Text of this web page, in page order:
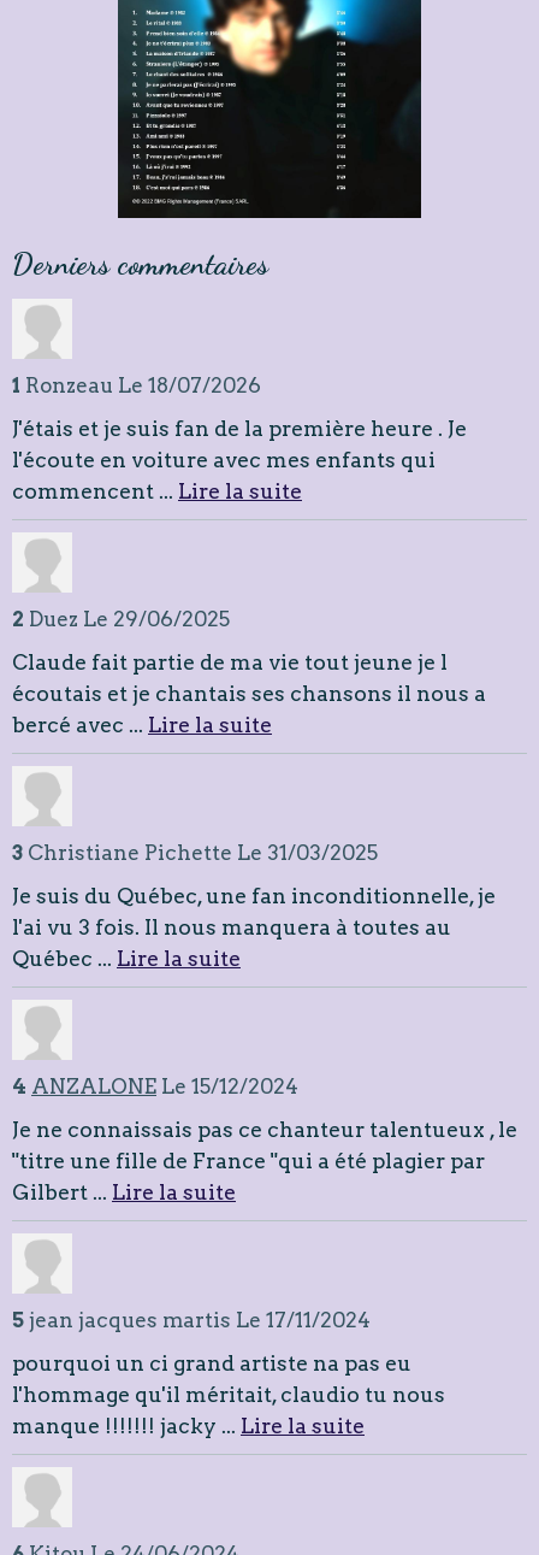
Derniers commentaires
1 Ronzeau Le 18/07/2026
J'étais et je suis fan de la première heure . Je
l'écoute en voiture avec mes enfants qui
commencent ... Lire la suite
2 Duez Le 29/06/2025
Claude fait partie de ma vie tout jeune je l
écoutais et je chantais ses chansons il nous a
bercé avec ... Lire la suite
3 Christiane Pichette Le 31/03/2025
Je suis du Québec, une fan inconditionnelle, je
l'ai vu 3 fois. Il nous manquera à toutes au
Québec ... Lire la suite
4 ANZALONE Le 15/12/2024
Je ne connaissais pas ce chanteur talentueux , le
"titre une fille de France "qui a été plagier par
Gilbert ... Lire la suite
5 jean jacques martis Le 17/11/2024
pourquoi un ci grand artiste na pas eu
l'hommage qu'il méritait, claudio tu nous
manque !!!!!!! jacky ... Lire la suite